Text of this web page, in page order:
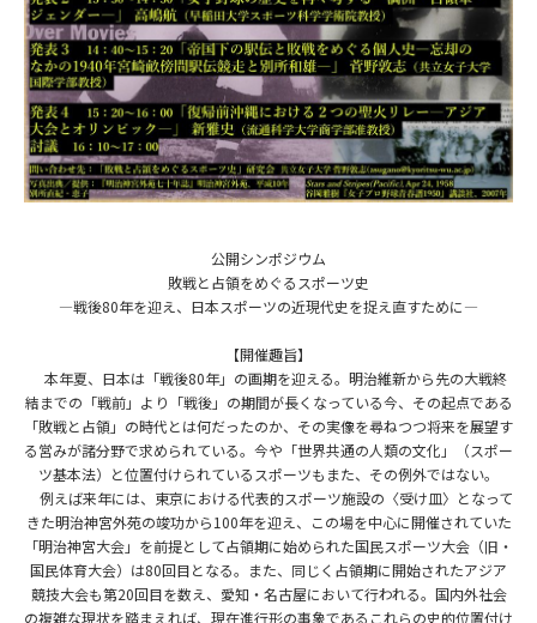
公開シンポジウム
敗戦と占領をめぐるスポーツ史
―戦後80年を迎え、日本スポーツの近現代史を捉え直すために―
【開催趣旨】
本年夏、日本は「戦後80年」の画期を迎える。明治維新から先の大戦終
結までの「戦前」より「戦後」の期間が長くなっている今、その起点である
「敗戦と占領」の時代とは何だったのか、その実像を尋ねつつ将来を展望す
る営みが諸分野で求められている。今や「世界共通の人類の文化」（スポー
ツ基本法）と位置付けられているスポーツもまた、その例外ではない。
例えば来年には、東京における代表的スポーツ施設の〈受け皿〉となって
きた明治神宮外苑の竣功から100年を迎え、この場を中心に開催されていた
「明治神宮大会」を前提として占領期に始められた国民スポーツ大会（旧・
国民体育大会）は80回目となる。また、同じく占領期に開始されたアジア
競技大会も第20回目を数え、愛知・名古屋において行われる。国内外社会
の複雑な現状を踏まえれば、現在進行形の事象であるこれらの史的位置付け